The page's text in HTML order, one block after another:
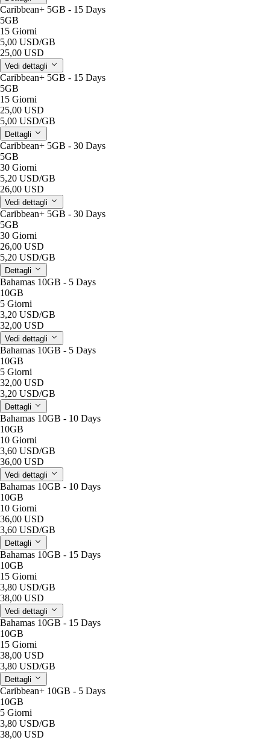
Caribbean+ 5GB - 15 Days
5GB
15 Giorni
5,00 USD/GB
25,00 USD
Vedi dettagli
Caribbean+ 5GB - 15 Days
5GB
15 Giorni
25,00 USD
5,00 USD/GB
Dettagli
Caribbean+ 5GB - 30 Days
5GB
30 Giorni
5,20 USD/GB
26,00 USD
Vedi dettagli
Caribbean+ 5GB - 30 Days
5GB
30 Giorni
26,00 USD
5,20 USD/GB
Dettagli
Bahamas 10GB - 5 Days
10GB
5 Giorni
3,20 USD/GB
32,00 USD
Vedi dettagli
Bahamas 10GB - 5 Days
10GB
5 Giorni
32,00 USD
3,20 USD/GB
Dettagli
Bahamas 10GB - 10 Days
10GB
10 Giorni
3,60 USD/GB
36,00 USD
Vedi dettagli
Bahamas 10GB - 10 Days
10GB
10 Giorni
36,00 USD
3,60 USD/GB
Dettagli
Bahamas 10GB - 15 Days
10GB
15 Giorni
3,80 USD/GB
38,00 USD
Vedi dettagli
Bahamas 10GB - 15 Days
10GB
15 Giorni
38,00 USD
3,80 USD/GB
Dettagli
Caribbean+ 10GB - 5 Days
10GB
5 Giorni
3,80 USD/GB
38,00 USD